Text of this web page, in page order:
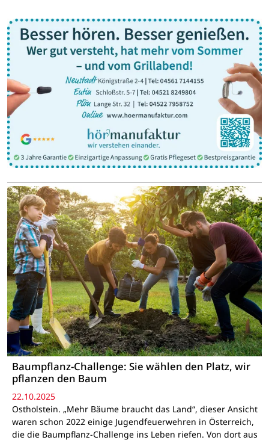
Baumpflanz-Challenge: Sie wählen den Platz, wir
pflanzen den Baum
22.10.2025
Ostholstein. „Mehr Bäume braucht das Land“, dieser Ansicht
waren schon 2022 einige Jugendfeuerwehren in Österreich,
die die Baumpflanz-Challenge ins Leben riefen. Von dort aus